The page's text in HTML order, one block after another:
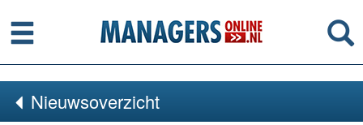
Menu
Nieuwsoverzicht